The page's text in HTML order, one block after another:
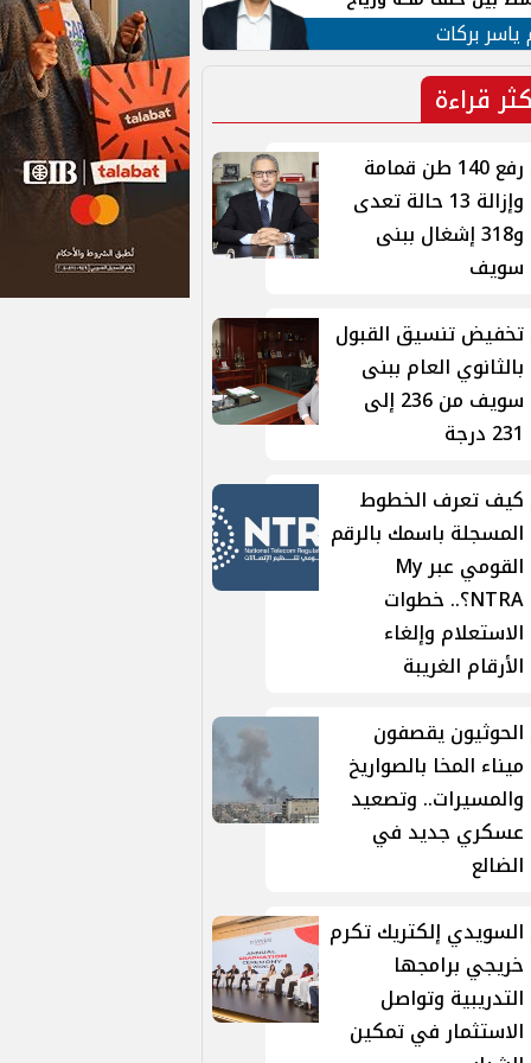
ياسر بركات
قراءة
رفع 140 طن قمامة
وإزالة 13 حالة تعدى
و318 إشغال ببنى
سويف
تخفيض تنسيق القبول
بالثانوي العام ببنى
سويف من 236 إلى
231 درجة
كيف تعرف الخطوط
المسجلة باسمك بالرقم
القومي عبر My
NTRA؟.. خطوات
الاستعلام وإلغاء
الأرقام الغريبة
الحوثيون يقصفون
ميناء المخا بالصواريخ
والمسيرات.. وتصعيد
عسكري جديد في
الضالع
السويدي إلكتريك تكرم
خريجي برامجها
التدريبية وتواصل
الاستثمار في تمكين